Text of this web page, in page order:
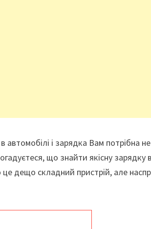
і зарядка Вам потрібна
що знайти якісну
дещо складний пристрій, але